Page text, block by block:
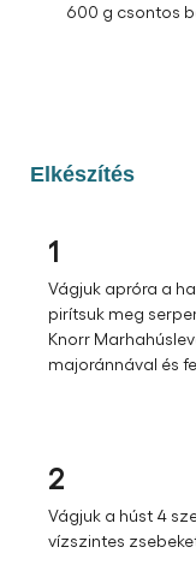
600 g csontos
Elkészítés
1
Vágjuk apróra a
pirítsuk meg
Knorr
majoránnával és
2
Vágjuk a húst 4
vízszintes